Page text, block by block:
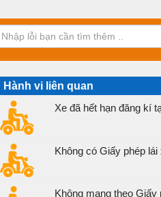
Hành vi liên quan
Xe đã hết hạn đăng kí
Không có Giấy phép
Không mang theo Giấy